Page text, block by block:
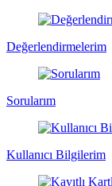
Değerlendirmelerim
Sorularım
Kullanıcı Bilgilerim